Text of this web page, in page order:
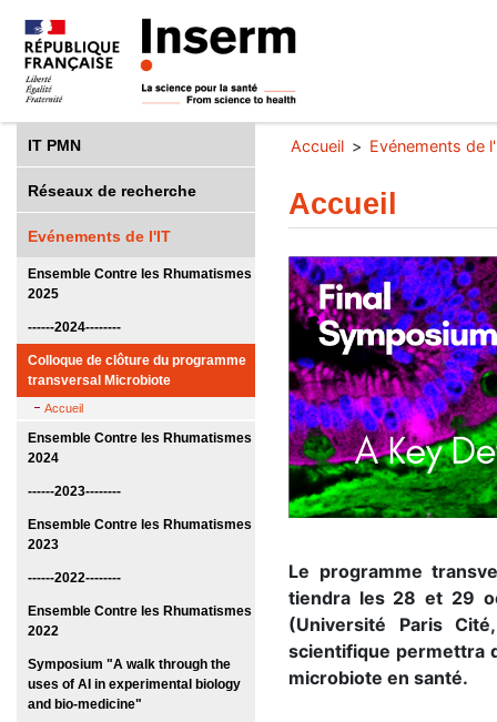
IT PMN
Réseaux de recherche
Evénements de l'IT
Ensemble Contre les Rhumatismes
2025
------2024--------
Colloque de clôture du programme
transversal Microbiote
Accueil
Ensemble Contre les Rhumatismes
2024
------2023--------
Ensemble Contre les Rhumatismes
2023
------2022--------
Ensemble Contre les Rhumatismes
2022
Symposium "A walk through the
uses of AI in experimental biology
and bio-medicine"
Accueil Evénements de
Accueil
Le programme
tiendra les 28 et 29
(Université Paris
scientifique permettra
microbiote en santé.